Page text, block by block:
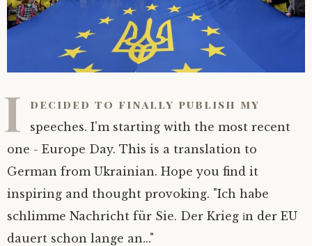
I decided to finally publish my
speeches. I'm starting with the most recent
one - Europe Day. This is a translation to
German from Ukrainian. Hope you find it
inspiring and thought provoking. "Ich habe
schlimme Nachricht für Sie. Der Krieg іn der EU
dauert schon lange an..."